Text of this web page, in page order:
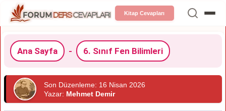
Kitap Cevapları
Ana Sayfa - 6. Sınıf Fen Bilimleri
Son Düzenleme: 16 Nisan 2026
Yazar: Mehmet Demir